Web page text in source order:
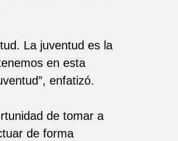
La juventud es la
en esta
enfatizó.
de tomar a
de forma